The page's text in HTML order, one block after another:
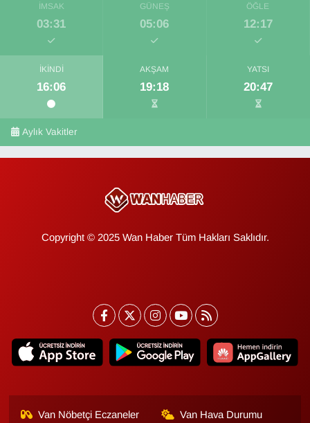
İMSAK
03:31
GÜNEŞ
05:06
ÖĞLE
12:17
İKINDI
16:06
AKŞAM
19:18
YATSI
20:47
Aylık Vakitler
Copyright © 2025 Wan Haber Tüm Hakları Saklıdır.
Van Nöbetçi Eczaneler Van Hava Durumu